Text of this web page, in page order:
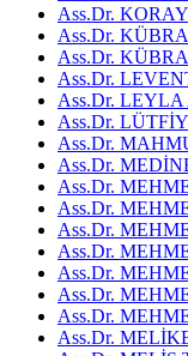
Ass.Dr.
Ass.Dr.
Ass.Dr.
Ass.Dr.
Ass.Dr.
Ass.Dr.
Ass.Dr.
Ass.Dr.
Ass.Dr.
Ass.Dr.
Ass.Dr.
Ass.Dr.
Ass.Dr.
Ass.Dr.
Ass.Dr.
Ass.Dr.